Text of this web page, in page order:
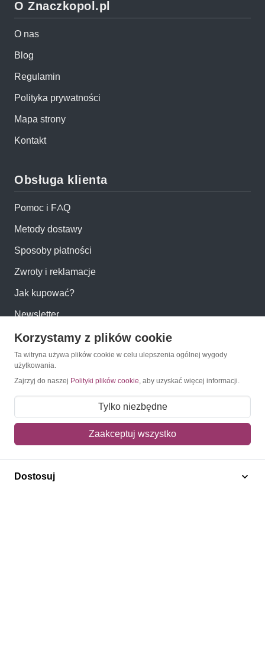
O Znaczkopol.pl
O nas
Blog
Regulamin
Polityka prywatności
Mapa strony
Kontakt
Obsługa klienta
Pomoc i FAQ
Metody dostawy
Sposoby płatności
Zwroty i reklamacje
Jak kupować?
Newsletter
Konto
Moje konto
Mój koszyk
Adres dostawy
Polecamy
Korzystamy z plików cookie
Ta witryna używa plików cookie w celu ulepszenia ogólnej wygody
użytkowania.
Zajrzyj do naszej Polityki plików cookie, aby uzyskać więcej informacji.
Tylko niezbędne
Zaakceptuj wszystko
Dostosuj